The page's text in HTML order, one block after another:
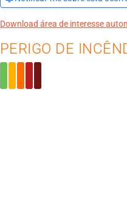
Download área de interesse
PERIGO DE